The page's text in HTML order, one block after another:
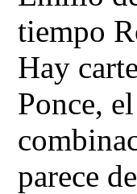
tiempo
Hay
Ponce,
parece